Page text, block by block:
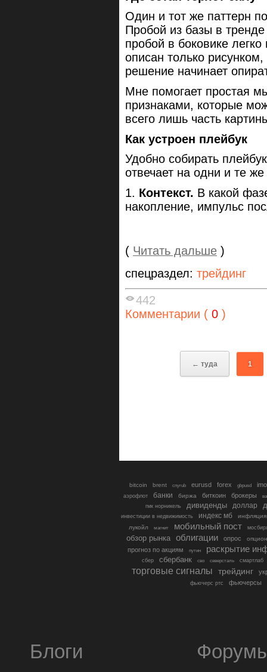
Один и тот же паттерн
Пробой из базы в
пробой в боковике
описан только
решение начинает
Мне помогает простая
признаками, которые
всего лишь часть
Как устроен плейбук
Удобно собирать
отвечает на одни и те
1. Контекст. В какой
накопление, импульс
( Читать дальше )
спецраздел: трейдинг
442
Комментарии ( 0 )
← туда 1
bitcoin brent cnyrub eurusd forex gbpusd
аэрофлот банки биржа биткоин брокеры
гмк норникель
дивиденды доллар
инвестиции в недвижимость индекс мб
инфляция
лукойл
магнит мобильный пост
обзор рынка облигации опрос
прогноз по акциям путин раскрытие
сбер сбербанк сво северсталь смартлаб
торговые сигналы трейдинг
фьючерс ртс фьючерсы
Блоги